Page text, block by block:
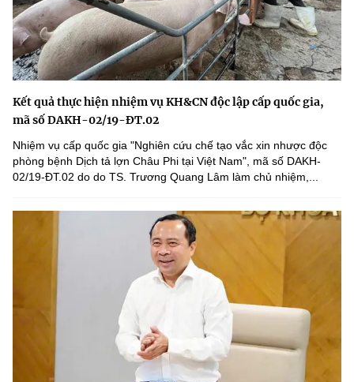
Kết quả thực hiện nhiệm vụ KH&CN độc lập cấp quốc gia,
mã số DAKH-02/19-ĐT.02
Nhiệm vụ cấp quốc gia "Nghiên cứu chế tạo vắc xin nhược độc
phòng bệnh Dịch tả lợn Châu Phi tại Việt Nam", mã số DAKH-
02/19-ĐT.02 do do TS. Trương Quang Lâm làm chủ nhiệm,...